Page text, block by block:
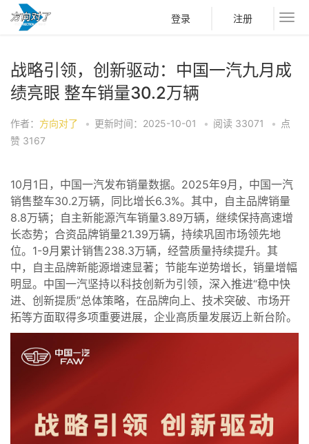
登录 注册
战略引领，创新驱动：中国一汽九月成
绩亮眼 整车销量30.2万辆
作者： 方向对了 • 更新时间：2025-10-01 • 阅读 33071 • 点
赞 3167
10月1日，中国一汽发布销量数据。2025年9月，中国一汽
销售整车30.2万辆，同比增长6.3%。其中，自主品牌销量
8.8万辆；自主新能源汽车销量3.89万辆，继续保持高速增
长态势；合资品牌销量21.39万辆，持续巩固市场领先地
位。1-9月累计销售238.3万辆，经营质量持续提升。其
中，自主品牌新能源增速显著；节能车逆势增长，销量增幅
明显。中国一汽坚持以科技创新为引领，深入推进“稳中快
进、创新提质”总体策略，在品牌向上、技术突破、市场开
拓等方面取得多项重要进展，企业高质量发展迈上新台阶。